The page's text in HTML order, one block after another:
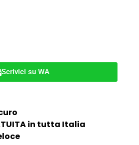
Scrivici su WA
in tutta Italia